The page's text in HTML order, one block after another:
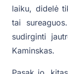
laiku, didelė
tai
sudirginti
Kaminskas.